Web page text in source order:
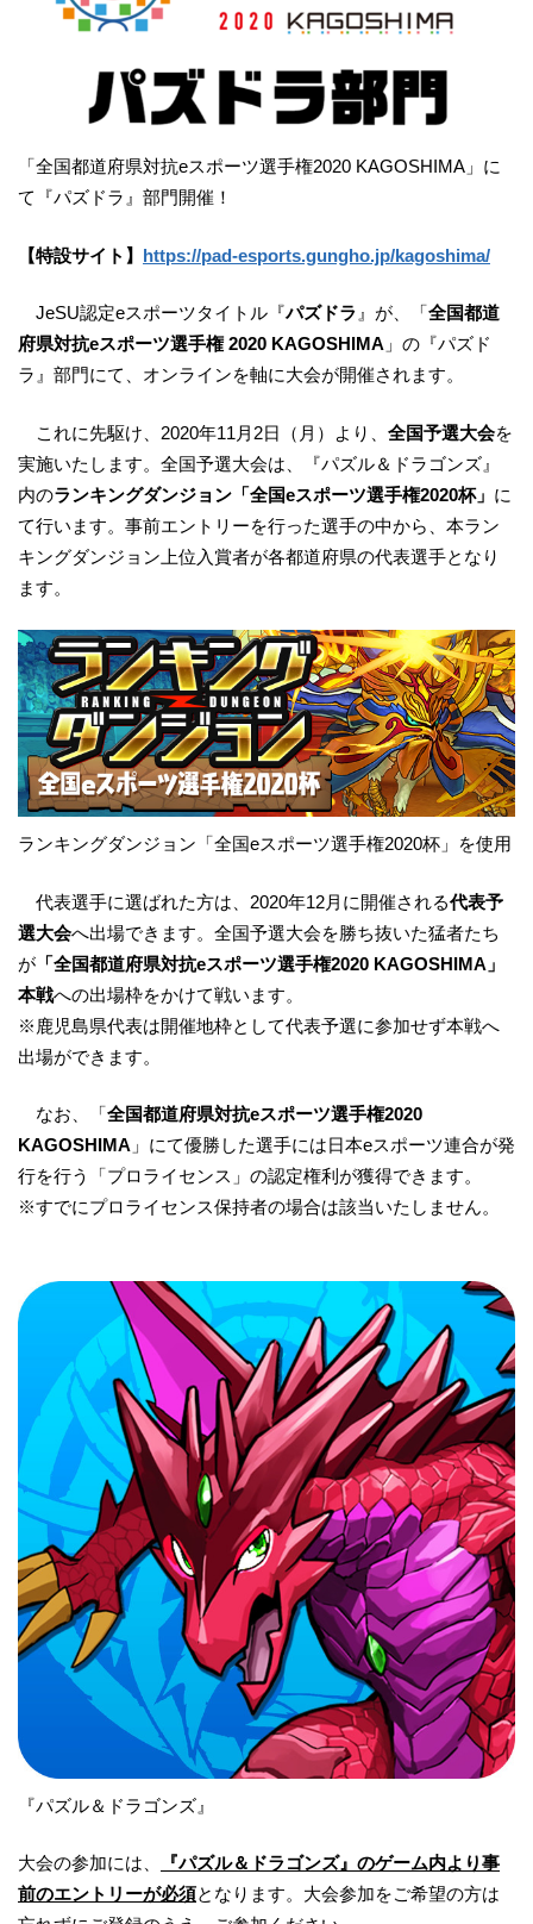
「全国都道府県対抗eスポーツ選手権2020 KAGOSHIMA」に
て『パズドラ』部門開催！
【特設サイト】 https://pad-esports.gungho.jp/kagoshima/
JeSU認定eスポーツタイトル『パズドラ 』が、「全国都道
府県対抗eスポーツ選手権 2020 KAGOSHIMA 」の『パズド
ラ』部門にて、オンラインを軸に大会が開催されます。
これに先駆け、2020年11月2日（月）より、 全国予選大会を
実施いたします。全国予選大会は、『パズル＆ドラゴンズ』
内のランキングダンジョン「全国eスポーツ選手権2020杯」 に
て行います。事前エントリーを行った選手の中から、本ラン
キングダンジョン上位入賞者が各都道府県の代表選手となり
ます。
ランキングダンジョン「全国eスポーツ選手権2020杯」を使用
代表選手に選ばれた方は、2020年12月に開催される代表予
選大会へ出場できます。全国予選大会を勝ち抜いた猛者たち
が 「全国都道府県対抗eスポーツ選手権2020 KAGOSHIMA」
本戦への出場枠をかけて戦います。
※鹿児島県代表は開催地枠として代表予選に参加せず本戦へ
出場ができます。
なお、「全国都道府県対抗eスポーツ選手権2020
KAGOSHIMA 」にて優勝した選手には日本eスポーツ連合が発
行を行う「プロライセンス」の認定権利が獲得できます。
※すでにプロライセンス保持者の場合は該当いたしません。
『パズル＆ドラゴンズ』
大会の参加には、 『パズル＆ドラゴンズ』のゲーム内より事
前のエントリーが必須となります。大会参加をご希望の方は